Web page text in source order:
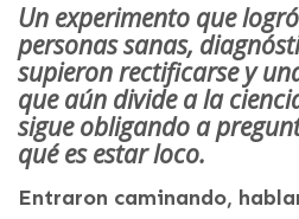
Un experimento que
personas sanas,
supieron rectificarse y
que aún divide a la
sigue obligando a
qué es estar loco.
Entraron caminando,